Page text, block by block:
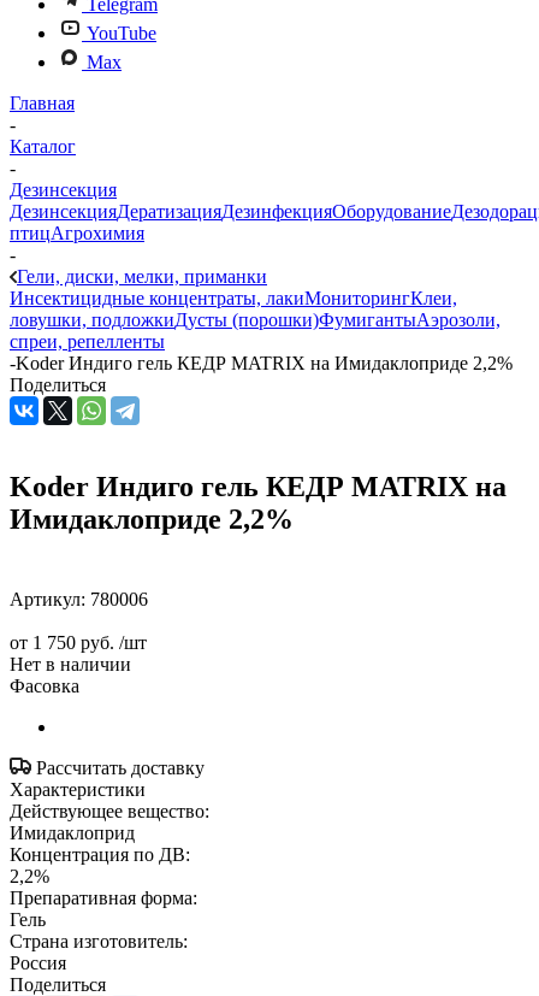
Telegram
YouTube
Max
Главная
-
Каталог
-
Дезинсекция
ДезинсекцияДератизацияДезинфекцияОборудование
птицАгрохимия
-
Гели, диски, мелки, приманки
Инсектицидные концентраты, лакиМониторингКлеи,
ловушки, подложкиДусты (порошки)ФумигантыАэрозоли,
спреи, репелленты
-Koder Индиго гель КЕДР MATRIX на Имидаклоприде 2,2%
Поделиться
Koder Индиго гель КЕДР MATRIX на
Имидаклоприде 2,2%
Артикул: 780006
от 1 750 руб. /шт
Нет в наличии
Фасовка
Рассчитать доставку
Характеристики
Действующее вещество:
Имидаклоприд
Концентрация по ДВ:
2,2%
Препаративная форма:
Гель
Страна изготовитель:
Россия
Поделиться